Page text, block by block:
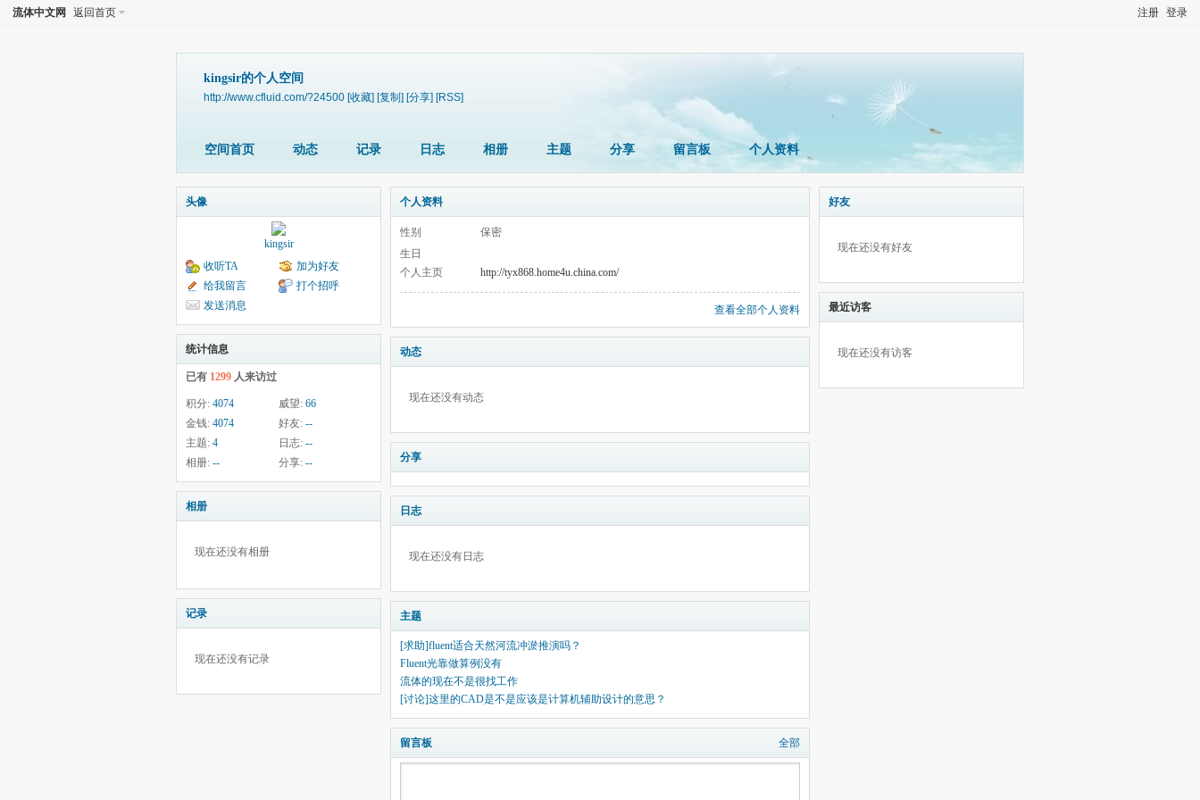
注册 登录
流体中文网 返回首页
kingsir的个人空间
http://www.cfluid.com/?24500 [收藏] [复制] [分享] [RSS]
空间首页 动态 记录 日志 相册 主题 分享 留言板 个人资料
头像
kingsir
收听TA
加为好友
给我留言
打个招呼
发送消息
统计信息
已有 1299 人来访过
积分: 4074 威望: 66
金钱: 4074 好友: --
主题: 4 日志: --
相册: -- 分享: --
相册
现在还没有相册
记录
现在还没有记录
个人资料
性别
保密
生日
个人主页
http://tyx868.home4u.china.com/
查看全部个人资料
动态
现在还没有动态
分享
日志
现在还没有日志
主题
[求助]fluent适合天然河流冲淤推演吗？
Fluent光靠做算例没有
流体的现在不是很找工作
[讨论]这里的CAD是不是应该是计算机辅助设计的意思？
留言板 全部
好友
现在还没有好友
最近访客
现在还没有访客